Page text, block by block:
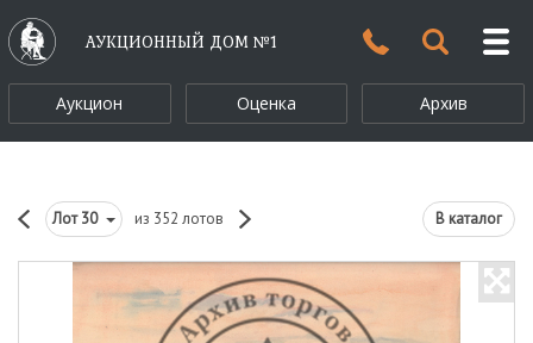
АУКЦИОННЫЙ ДОМ №1
Аукцион Оценка Архив
Лот30 из 352 лотов В каталог